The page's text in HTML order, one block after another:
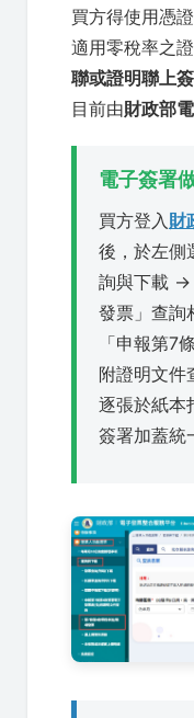
買方得使用憑
適用零稅率之
聯或證明聯上
目前由財政部
電子簽署
買方登入 財
後，於左側
詢與下載 →
發票」查詢
「申報第7
附證明文件
逐張於紙本
簽署加蓋統